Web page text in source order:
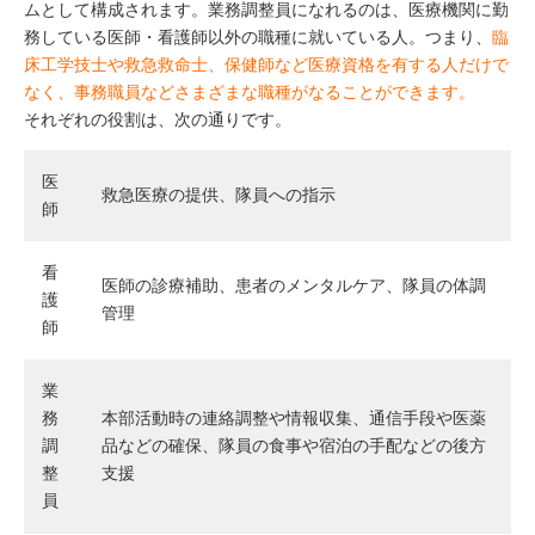
ムとして構成されます。業務調整員になれるのは、医療機関に勤
務している医師・看護師以外の職種に就いている人。つまり、 臨
床工学技士や救急救命士、保健師など医療資格を有する人だけで
なく、事務職員などさまざまな職種がなることができます。
それぞれの役割は、次の通りです。
医
師
救急医療の提供、隊員への指示
看
護
師
医師の診療補助、患者のメンタルケア、隊員の体調
管理
業
務
調
整
員
本部活動時の連絡調整や情報収集、通信手段や医薬
品などの確保、隊員の食事や宿泊の手配などの後方
支援